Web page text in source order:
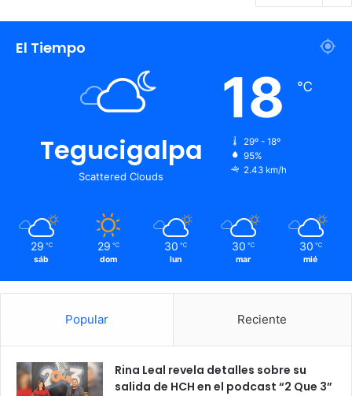
El Tiempo
Tegucigalpa
Scattered Clouds
18 ℃
29º - 18º
95%
2.43 km/h
29 ℃
sáb
29 ℃
dom
30 ℃
lun
30 ℃
mar
30 ℃
mié
Popular Reciente
Rina Leal revela detalles sobre su
salida de HCH en el podcast “2 Que 3”